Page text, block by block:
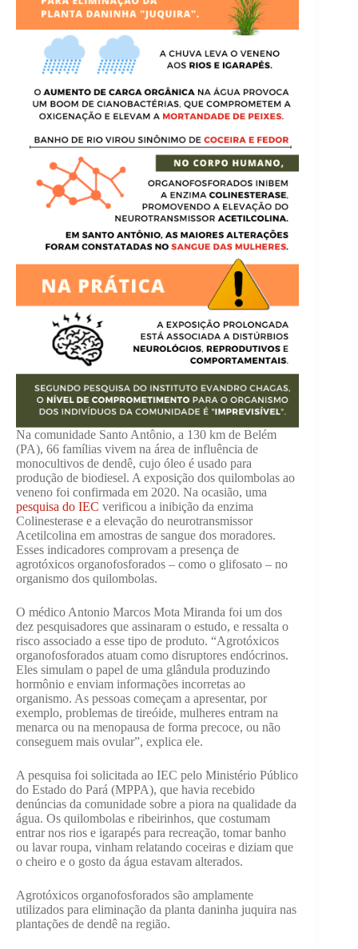
Na comunidade Santo Antônio, a 130 km de Belém
(PA), 66 famílias vivem na área de influência de
monocultivos de dendê, cujo óleo é usado para
produção de biodiesel. A exposição dos quilombolas ao
veneno foi confirmada em 2020. Na ocasião, uma
pesquisa do IEC verificou a inibição da enzima
Colinesterase e a elevação do neurotransmissor
Acetilcolina em amostras de sangue dos moradores.
Esses indicadores comprovam a presença de
agrotóxicos organofosforados – como o glifosato – no
organismo dos quilombolas.
O médico Antonio Marcos Mota Miranda foi um dos
dez pesquisadores que assinaram o estudo, e ressalta o
risco associado a esse tipo de produto. “Agrotóxicos
organofosforados atuam como disruptores endócrinos.
Eles simulam o papel de uma glândula produzindo
hormônio e enviam informações incorretas ao
organismo. As pessoas começam a apresentar, por
exemplo, problemas de tireóide, mulheres entram na
menarca ou na menopausa de forma precoce, ou não
conseguem mais ovular”, explica ele.
A pesquisa foi solicitada ao IEC pelo Ministério Público
do Estado do Pará (MPPA), que havia recebido
denúncias da comunidade sobre a piora na qualidade da
água. Os quilombolas e ribeirinhos, que costumam
entrar nos rios e igarapés para recreação, tomar banho
ou lavar roupa, vinham relatando coceiras e diziam que
o cheiro e o gosto da água estavam alterados.
Agrotóxicos organofosforados são amplamente
utilizados para eliminação da planta daninha juquira nas
plantações de dendê na região.